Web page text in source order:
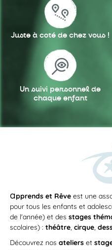
Juste à coté de chez vous !
Un suivi personnel de
chaque enfant
apprends et Rêve est une
pour tous les enfants et
de l'année) et des stages
scolaires) : théâtre, cirque,
Découvrez nos ateliers et